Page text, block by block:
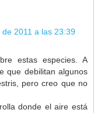
2011 a las 23:39
estas especies. A
que debilitan algunos
pero creo que no
donde el aire está